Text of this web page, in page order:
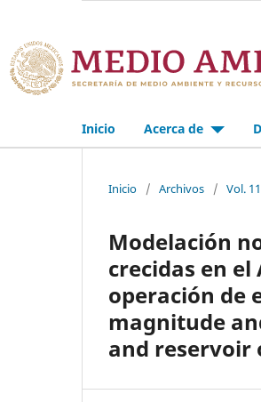
Inicio Acerca de
Inicio / Archivos / Vol.
Modelación
crecidas en
operación de
magnitude
and reservoir